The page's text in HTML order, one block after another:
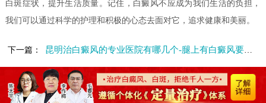
白斑症状，提升生活质量。记住，白癜风不应成为我们生活的负担，
我们可以通过科学的护理和积极的心态去面对它，追求健康和美丽。
下一篇： 昆明治白癜风的专业医院有哪几个-腿上有白癜风要怎么治疗